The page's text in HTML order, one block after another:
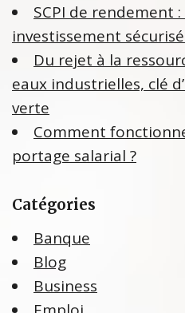
SCPI de rendement
investissement
Du rejet à la
eaux industrielles, clé
verte
Comment
portage salarial ?
Catégories
Banque
Blog
Business